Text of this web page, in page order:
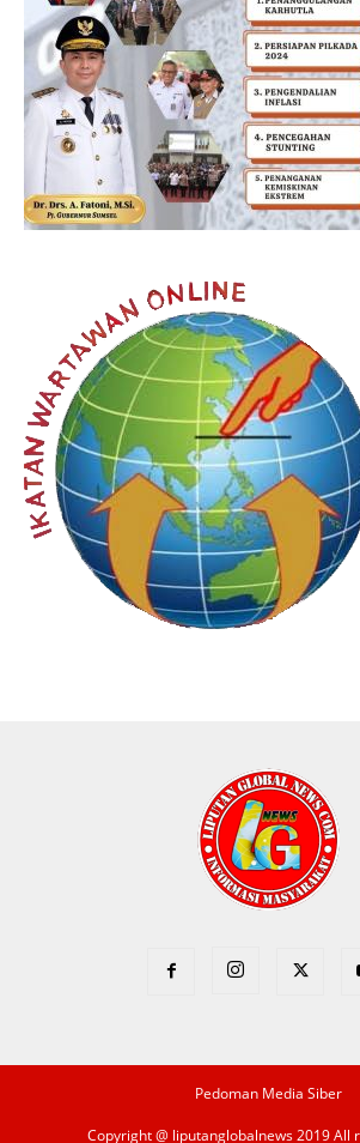
Pedoman Media Siber
Copyright @ liputanglobalnews 2019 All